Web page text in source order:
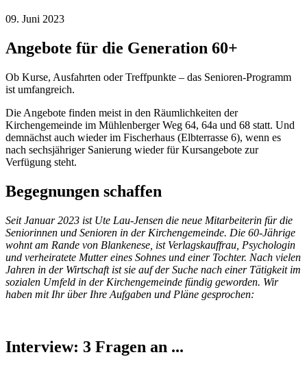
09. Juni 2023
Angebote für die Generation 60+
Ob Kurse, Ausfahrten oder Treffpunkte – das Senioren-Programm
ist umfangreich.
Die Angebote finden meist in den Räumlichkeiten der
Kirchengemeinde im Mühlenberger Weg 64, 64a und 68 statt. Und
demnächst auch wieder im Fischerhaus (Elbterrasse 6), wenn es
nach sechsjähriger Sanierung wieder für Kursangebote zur
Verfügung steht.
Begegnungen schaffen
Seit Januar 2023 ist Ute Lau-Jensen die neue Mitarbeiterin für die
Seniorinnen und Senioren in der Kirchengemeinde. Die 60-Jährige
wohnt am Rande von Blankenese, ist Verlagskauffrau, Psychologin
und verheiratete Mutter eines Sohnes und einer Tochter. Nach vielen
Jahren in der Wirtschaft ist sie auf der Suche nach einer Tätigkeit im
sozialen Umfeld in der Kirchengemeinde fündig geworden. Wir
haben mit Ihr über Ihre Aufgaben und Pläne gesprochen:
Interview: 3 Fragen an ...